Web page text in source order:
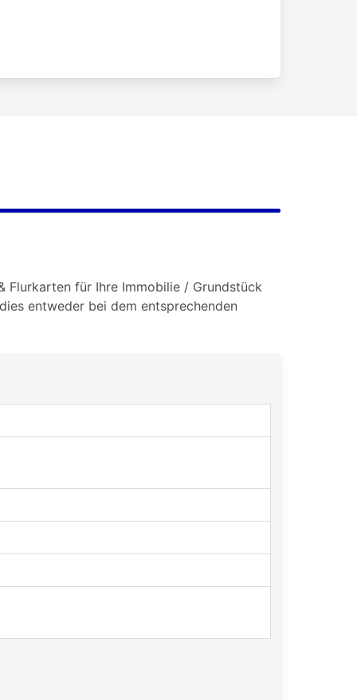
Flurkarten für Ihre Immobilie / Grundstück
entweder bei dem entsprechenden